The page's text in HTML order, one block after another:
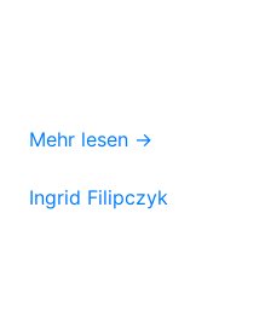
Mehr lesen →
Ingrid Filipczyk